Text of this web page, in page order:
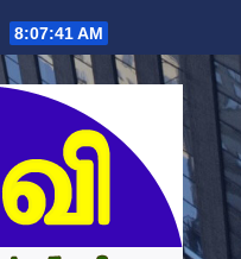
8:07:42 AM